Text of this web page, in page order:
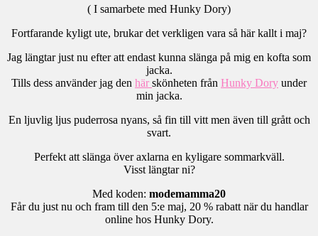
( I samarbete med Hunky Dory)
Fortfarande kyligt ute, brukar det verkligen vara så här kallt i maj?
Jag längtar just nu efter att endast kunna slänga på mig en kofta som
jacka.
Tills dess använder jag den här skönheten från Hunky Dory under
min jacka.
En ljuvlig ljus puderrosa nyans, så fin till vitt men även till grått och
svart.
Perfekt att slänga över axlarna en kyligare sommarkväll.
Visst längtar ni?
Med koden: modemamma20
Får du just nu och fram till den 5:e maj, 20 % rabatt när du handlar
online hos Hunky Dory.